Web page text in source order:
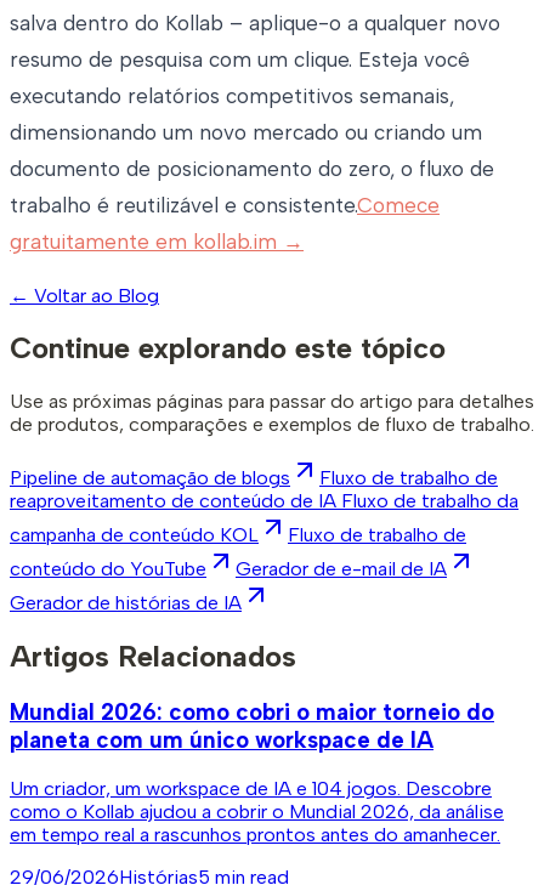
salva dentro do Kollab – aplique-o a qualquer novo
resumo de pesquisa com um clique. Esteja você
executando relatórios competitivos semanais,
dimensionando um novo mercado ou criando um
documento de posicionamento do zero, o fluxo de
trabalho é reutilizável e consistente.Comece
gratuitamente em kollab.im →
← Voltar ao Blog
Continue explorando este tópico
Use as próximas páginas para passar do artigo para detalhes
de produtos, comparações e exemplos de fluxo de trabalho.
Pipeline de automação de blogs
Fluxo de trabalho de
reaproveitamento de conteúdo de IA Fluxo de trabalho da
campanha de conteúdo KOL
Fluxo de trabalho de
conteúdo do YouTube
Gerador de e-mail de IA
Gerador de histórias de IA
Artigos Relacionados
Mundial 2026: como cobri o maior torneio do
planeta com um único workspace de IA
Um criador, um workspace de IA e 104 jogos. Descobre
como o Kollab ajudou a cobrir o Mundial 2026, da análise
em tempo real a rascunhos prontos antes do amanhecer.
29/06/2026Histórias5 min read